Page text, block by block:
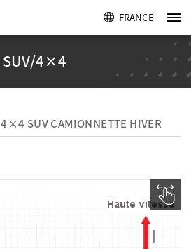
FRANCE
SUV/4×4
4×4 SUV CAMIONNETTE HIVER